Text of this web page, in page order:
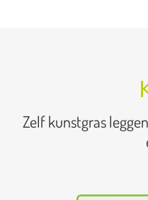
Zelf kunstgras